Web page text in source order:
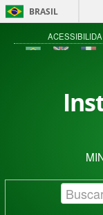
BRASIL